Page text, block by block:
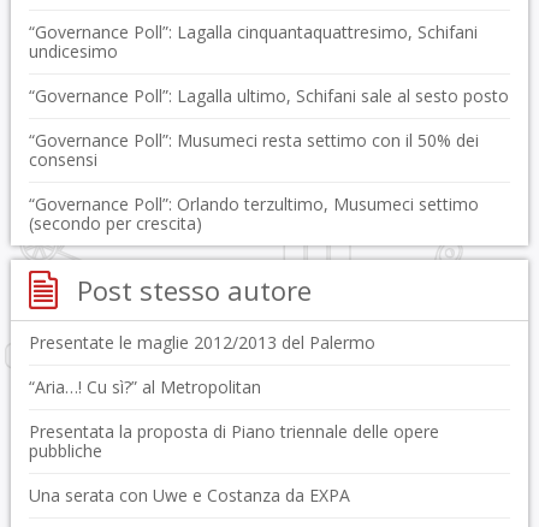
“Governance Poll”: Lagalla cinquantaquattresimo, Schifani
undicesimo
“Governance Poll”: Lagalla ultimo, Schifani sale al sesto posto
“Governance Poll”: Musumeci resta settimo con il 50% dei
consensi
“Governance Poll”: Orlando terzultimo, Musumeci settimo
(secondo per crescita)
Post stesso autore
Presentate le maglie 2012/2013 del Palermo
“Aria…! Cu sì?” al Metropolitan
Presentata la proposta di Piano triennale delle opere
pubbliche
Una serata con Uwe e Costanza da EXPA